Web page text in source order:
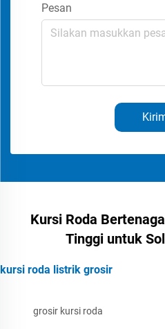
Pesan
Kursi Roda
Tinggi untuk
kursi roda listrik grosir
grosir kursi roda